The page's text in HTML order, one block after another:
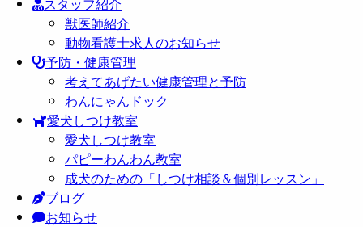
獣医師紹介
動物看護士求人のお知らせ
予防・健康管理
考えてあげたい健康管理と予防
わんにゃんドック
愛犬しつけ教室
愛犬しつけ教室
パピーわんわん教室
成犬のための「しつけ相談＆個別レッスン」
ブログ
お知らせ